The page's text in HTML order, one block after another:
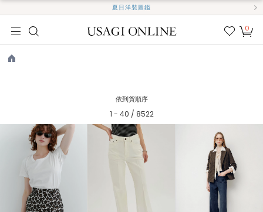
夏日洋裝圖鑑
我的
0
依到貨順序
1 - 40 / 8522